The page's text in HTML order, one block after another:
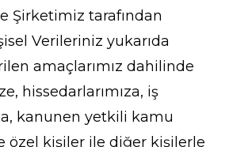
Şirketimiz tarafından
Verileriniz yukarıda
amaçlarımız dahilinde
hissedarlarımıza, iş
kanunen yetkili kamu
özel kişiler ile diğer kişilerle